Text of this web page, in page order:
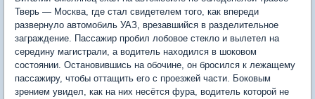
Тверь — Москва, где стал свидетелем того, как впереди
развернуло автомобиль УАЗ, врезавшийся в разделительное
заграждение. Пассажир пробил лобовое стекло и вылетел на
середину магистрали, а водитель находился в шоковом
состоянии. Остановившись на обочине, он бросился к лежащему
пассажиру, чтобы оттащить его с проезжей части. Боковым
зрением увидел, как на них несётся фура, водитель которой не